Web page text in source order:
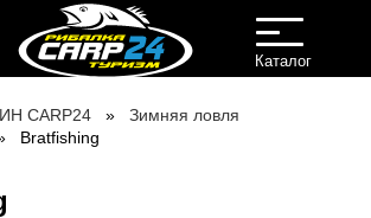
Toggle
navigation
Каталог
CARP24
Зимняя ловля
Bratfishing